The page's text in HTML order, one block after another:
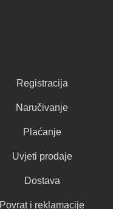
Registracija
Naručivanje
Plaćanje
Uvjeti prodaje
Dostava
Povrat i reklamacije